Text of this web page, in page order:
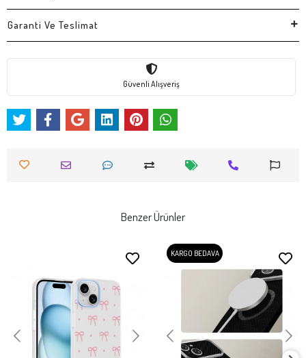
Garanti Ve Teslimat
Güvenli Alışveriş
Benzer Ürünler
KARGO BEDAVA